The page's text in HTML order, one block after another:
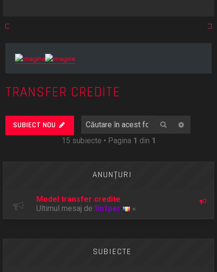
TRANSFER CREDITE
SUBIECT NOU Căutare
15 subiecte • Pagina 1 din 1
ANUNŢURI
Model transfer credite
Ultimul mesaj deSn1per «
SUBIECTE